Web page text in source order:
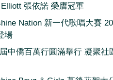
張依諾 榮膺冠軍
Nation 新一代歌唱大賽
場
中僑百萬行圓滿舉行 凝聚社